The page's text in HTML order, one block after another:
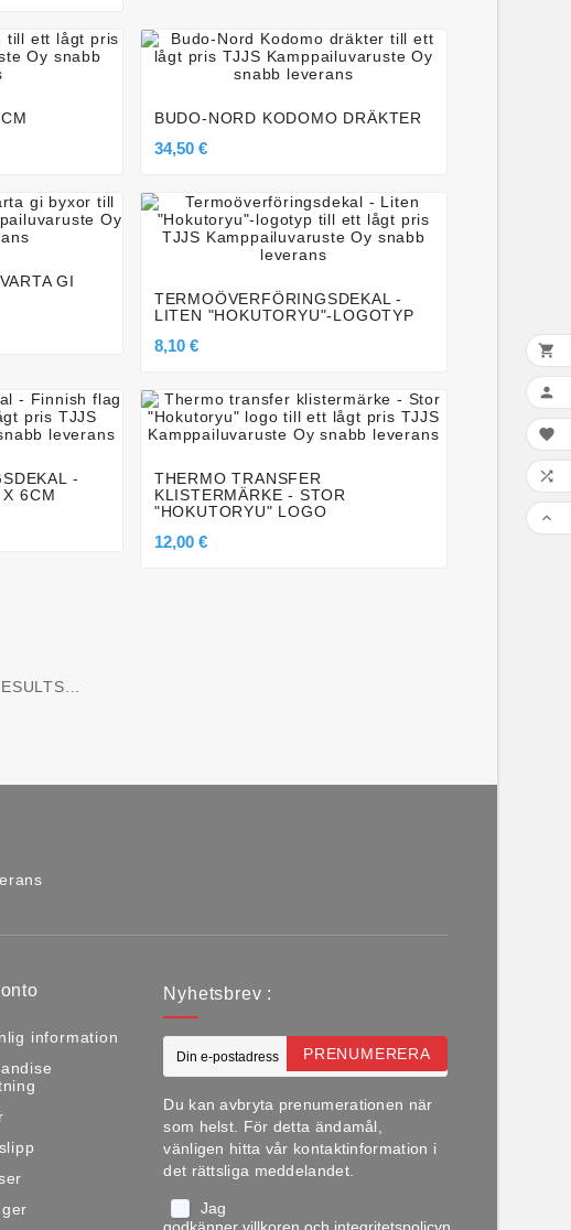
    
BUDO-NORD KODOMO DRÄKTER
34,50 €

GI
   
TERMOÖVERFÖRINGSDEKAL -
LITEN "HOKUTORYU"-LOGOTYP
8,10 €

-
6CM
   
THERMO TRANSFER
KLISTERMÄRKE - STOR
"HOKUTORYU" LOGO
12,00 €
information
Nyhetsbrev :
PRENUMERERA
Du kan avbryta prenumerationen när
som helst. För detta ändamål,
vänligen hitta vår kontaktinformation i
det rättsliga meddelandet.
Jag




